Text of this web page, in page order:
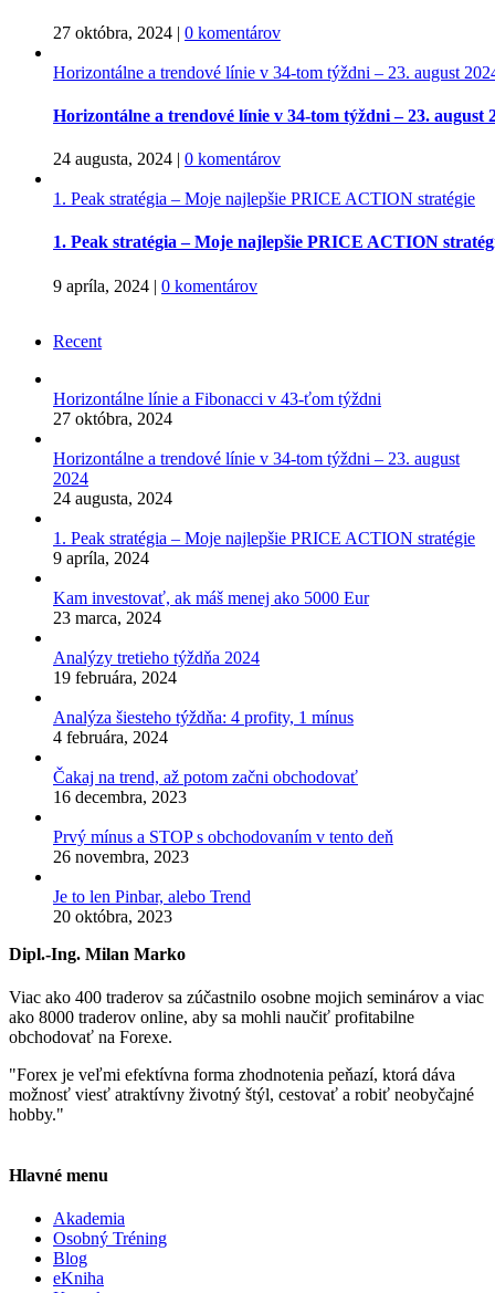
27 októbra, 2024 | 0 komentárov
Horizontálne a trendové línie v 34-tom týždni – 23. august
Horizontálne a trendové línie v 34-tom týždni – 23. august
24 augusta, 2024 | 0 komentárov
1. Peak stratégia – Moje najlepšie PRICE ACTION stratégie
1. Peak stratégia – Moje najlepšie PRICE ACTION
9 apríla, 2024 | 0 komentárov
Recent
Horizontálne línie a Fibonacci v 43-ťom týždni
27 októbra, 2024
Horizontálne a trendové línie v 34-tom týždni – 23. august
2024
24 augusta, 2024
1. Peak stratégia – Moje najlepšie PRICE ACTION stratégie
9 apríla, 2024
Kam investovať, ak máš menej ako 5000 Eur
23 marca, 2024
Analýzy tretieho týždňa 2024
19 februára, 2024
Analýza šiesteho týždňa: 4 profity, 1 mínus
4 februára, 2024
Čakaj na trend, až potom začni obchodovať
16 decembra, 2023
Prvý mínus a STOP s obchodovaním v tento deň
26 novembra, 2023
Je to len Pinbar, alebo Trend
20 októbra, 2023
Dipl.-Ing. Milan Marko
Viac ako 400 traderov sa zúčastnilo osobne mojich seminárov a viac
ako 8000 traderov online, aby sa mohli naučiť profitabilne
obchodovať na Forexe.
"Forex je veľmi efektívna forma zhodnotenia peňazí, ktorá dáva
možnosť viesť atraktívny životný štýl, cestovať a robiť neobyčajné
hobby."
Hlavné menu
Akademia
Osobný Tréning
Blog
eKniha